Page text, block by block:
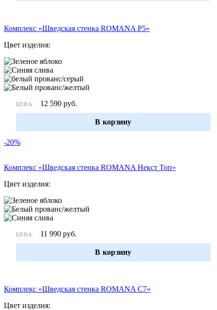
Комплекс «Шведская стенка ROMANA Р5»
Цвет изделия:
ЦЕНА: 12 590 руб.
В корзину
-20%
Комплекс «Шведская стенка ROMANA Некст Топ»
Цвет изделия:
ЦЕНА: 11 990 руб.
В корзину
Комплекс «Шведская стенка ROMANA С7»
Цвет изделия: